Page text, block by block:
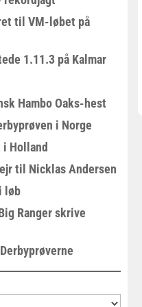
til VM-løbet på
1.11.3 på Kalmar
Hambo Oaks-hest
i Norge
Holland
til Nicklas Andersen
løb
Ranger skrive